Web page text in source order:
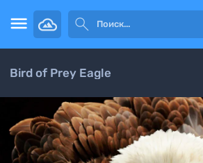
 
Bird of Prey Eagle